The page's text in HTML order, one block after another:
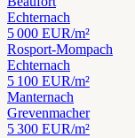
Echternach
5 000 EUR/m²
Rosport-Mompach
Echternach
5 100 EUR/m²
Manternach
Grevenmacher
5 300 EUR/m²